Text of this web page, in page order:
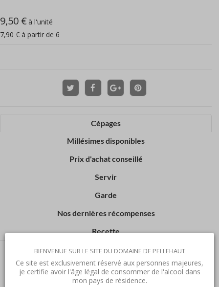
BIENVENUE SUR LE SITE DU DOMAINE DE PELLEHAUT
Ce site est exclusivement réservé aux personnes majeures,
je certifie avoir l'âge légal de consommer de l'alcool dans
mon pays de résidence.
A déguster en apéritif autour de toast (tapenade, roulé au chorizo
9,50 € à l'unité
7,90 € à partir de 6
Cépages
Millésimes disponibles
Prix d'achat conseillé
Servir
Garde
Nos dernières récompenses
Recette
100% Sauvignon.